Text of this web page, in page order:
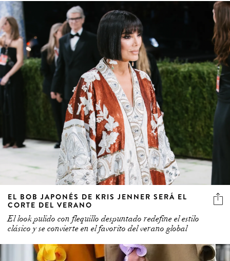
EL BOB JAPONÉS DE KRIS JENNER SERÁ EL
CORTE DEL VERANO
El look pulido con flequillo despuntado redefine el estilo
clásico y se convierte en el favorito del verano global